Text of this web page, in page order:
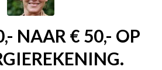
NAAR € 50,- OP